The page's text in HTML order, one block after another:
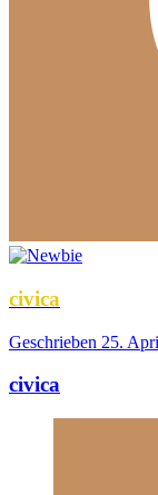
civica
Geschrieben 25.
civica